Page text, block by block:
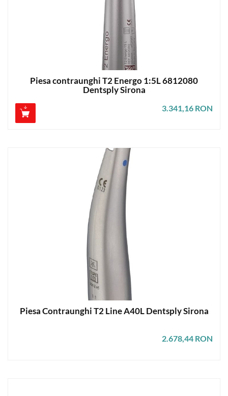
Piesa contraunghi T2 Energo 1:5L 6812080
Dentsply Sirona
3.341,16 RON
Piesa Contraunghi T2 Line A40L Dentsply Sirona
2.678,44 RON